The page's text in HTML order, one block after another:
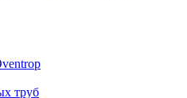
труб